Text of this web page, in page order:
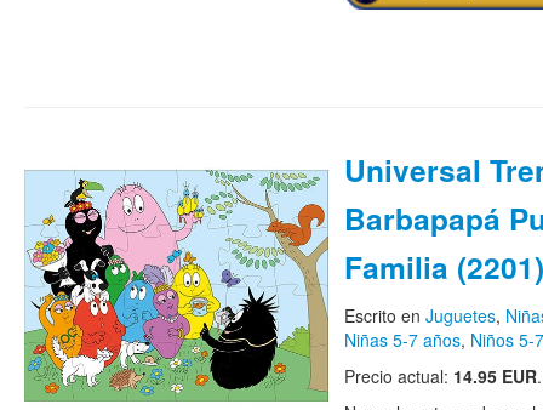
Universal
Barbapapá
Familia (2201)
Escrito en Juguetes,
Niñas 5-7 años, Niños 5-
Precio actual: 14.95 EUR.